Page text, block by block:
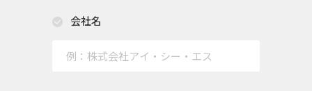
会社名